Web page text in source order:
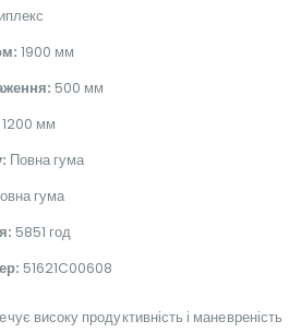
1900 мм
500 мм
1200 мм
Повна гума
гума
5851 год
51621C00608
високу продуктивність і маневреність